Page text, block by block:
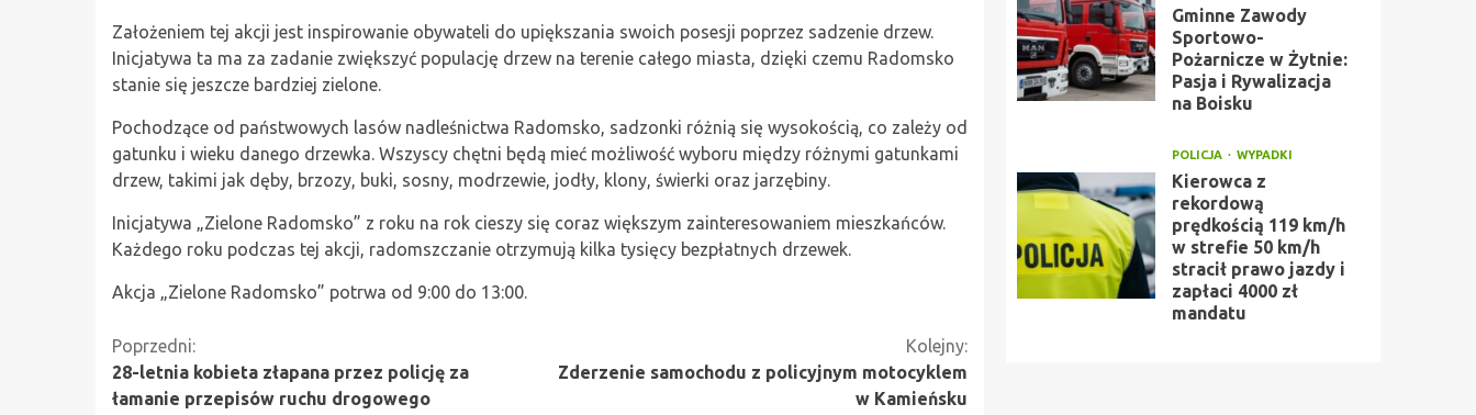
Założeniem tej akcji jest inspirowanie obywateli do upiększania swoich posesji poprzez sadzenie drzew.
Inicjatywa ta ma za zadanie zwiększyć populację drzew na terenie całego miasta, dzięki czemu Radomsko
stanie się jeszcze bardziej zielone.
Pochodzące od państwowych lasów nadleśnictwa Radomsko, sadzonki różnią się wysokością, co zależy od
gatunku i wieku danego drzewka. Wszyscy chętni będą mieć możliwość wyboru między różnymi gatunkami
drzew, takimi jak dęby, brzozy, buki, sosny, modrzewie, jodły, klony, świerki oraz jarzębiny.
Inicjatywa „Zielone Radomsko” z roku na rok cieszy się coraz większym zainteresowaniem mieszkańców.
Każdego roku podczas tej akcji, radomszczanie otrzymują kilka tysięcy bezpłatnych drzewek.
Akcja „Zielone Radomsko” potrwa od 9:00 do 13:00.
Kontynuuj
czytanie
Poprzedni:
28-letnia kobieta złapana przez policję za
łamanie przepisów ruchu drogowego
Kolejny:
Zderzenie samochodu z policyjnym motocyklem
w Kamieńsku
Gminne Zawody
Sportowo-
Pożarnicze w Żytnie:
Pasja i Rywalizacja
na Boisku
POLICJA WYPADKI
Kierowca z
rekordową
prędkością 119 km/h
w strefie 50 km/h
stracił prawo jazdy i
zapłaci 4000 zł
mandatu